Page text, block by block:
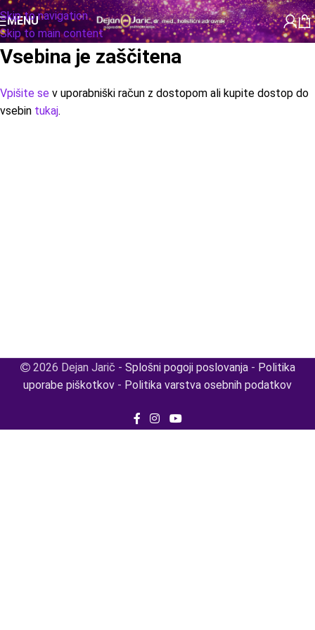
Skip to navigation
Skip to main content
MENU
Vsebina je zaščitena
Vpišite se v uporabniški račun z dostopom ali kupite dostop do
vsebin tukaj.
2026 Dejan Jarič - Splošni pogoji poslovanja- Politika
uporabe piškotkov - Politika varstva osebnih podatkov